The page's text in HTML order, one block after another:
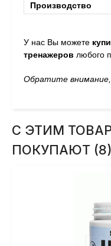
Производство
У нас Вы можете
тренажеров любого
Обратите внимание,
С ЭТИМ
ПОКУПАЮТ (8)